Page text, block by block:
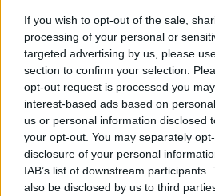
If you wish to opt-out of the sale,
processing of your personal or
targeted advertising by us, please
section to confirm your selection.
opt-out request is processed you
interest-based ads based on
us or personal information disclosed
your opt-out. You may separately
disclosure of your personal
IAB’s list of downstream
also be disclosed by us to third
Burdisso?
09/04/2004
DUE PEZZI Gli
Wimbledon sono
dall'idea che Serena
presenti ...
02/04/2004